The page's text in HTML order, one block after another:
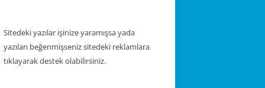
Sitedeki yazılar işinize yaramışsa yada
yazıları beğenmişseniz sitedeki reklamlara
tıklayarak destek olabilirsiniz.